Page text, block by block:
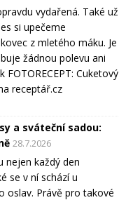
vydařená. Také už
si upečeme
z mletého máku. Je
žádnou polevu ani
Cuketový
receptář.cz
a sváteční sadou:
28.7.2026
nejen každý den
se v ní schází u
oslav. Právě pro takové